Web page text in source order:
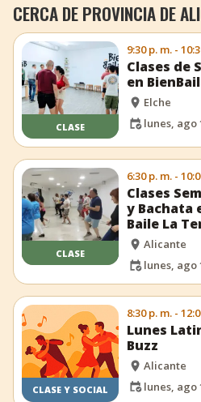
CERCA DE PROVINCIA DE
CLASE
9:30 p. m. -
Clases de
en
Elche
lunes, ago
CLASE
6:30 p. m. -
Clases
y Bachata
Baile La
Alicante
lunes, ago
CLASE Y SOCIAL
8:30 p. m. -
Lunes
Buzz
Alicante
lunes, ago